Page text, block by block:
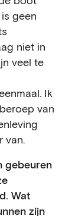
geen
niet in
veel te
Ik
van
van.
gebeuren
Wat
zijn